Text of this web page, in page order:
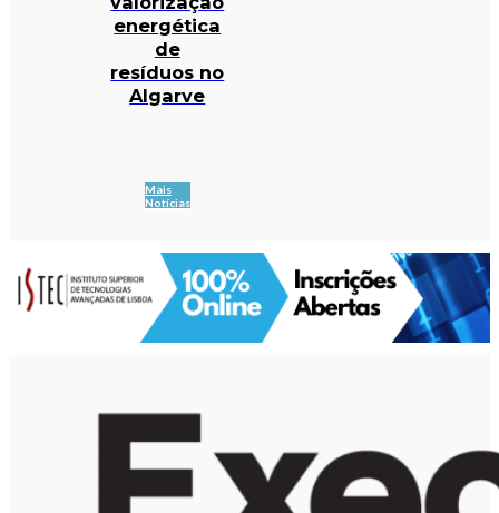
energética
de
resíduos no
Algarve
Mais
Notícias